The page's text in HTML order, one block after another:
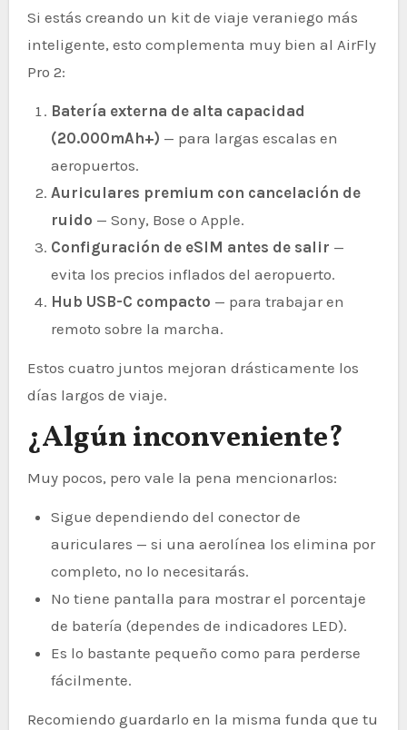
Si estás creando un kit de viaje veraniego más
inteligente, esto complementa muy bien al AirFly
Pro 2:
Batería externa de alta capacidad
(20.000mAh+) — para largas escalas en
aeropuertos.
Auriculares premium con cancelación de
ruido — Sony, Bose o Apple.
Configuración de eSIM antes de salir —
evita los precios inflados del aeropuerto.
Hub USB-C compacto — para trabajar en
remoto sobre la marcha.
Estos cuatro juntos mejoran drásticamente los
días largos de viaje.
¿Algún inconveniente?
Muy pocos, pero vale la pena mencionarlos:
Sigue dependiendo del conector de
auriculares — si una aerolínea los elimina por
completo, no lo necesitarás.
No tiene pantalla para mostrar el porcentaje
de batería (dependes de indicadores LED).
Es lo bastante pequeño como para perderse
fácilmente.
Recomiendo guardarlo en la misma funda que tu